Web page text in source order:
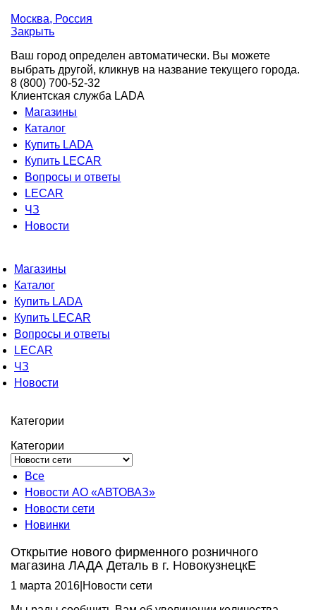
Москва, Россия
Закрыть
Ваш город определен автоматически. Вы можете
выбрать другой, кликнув на название текущего города.
8 (800) 700-52-32
Клиентская служба LADA
Магазины
Каталог
Купить LADA
Купить LECAR
Вопросы и ответы
LECAR
ЧЗ
Новости
Магазины
Каталог
Купить LADA
Купить LECAR
Вопросы и ответы
LECAR
ЧЗ
Новости
Категории
Категории
Все
Новости АО «АВТОВАЗ»
Новости сети
Новинки
Открытие нового фирменного розничного
магазина ЛАДА Деталь в г. НовокузнецкЕ
1 марта 2016 Новости сети